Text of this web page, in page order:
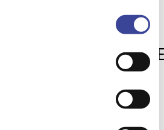
ENZO BIANCO
REFERENDUM
ANCILAB,